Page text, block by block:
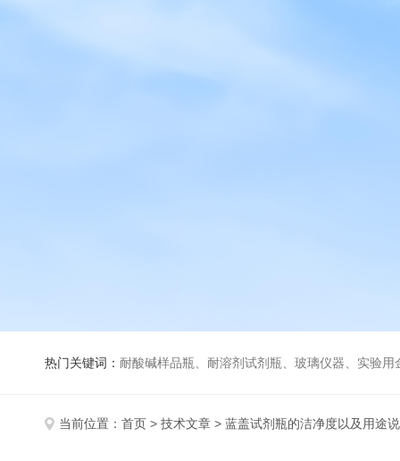
热门关键词： 耐酸碱样品瓶、耐溶剂试剂瓶、玻璃仪器、实验
当前位置： 首页 > 技术文章 > 蓝盖试剂瓶的洁净度以及用途